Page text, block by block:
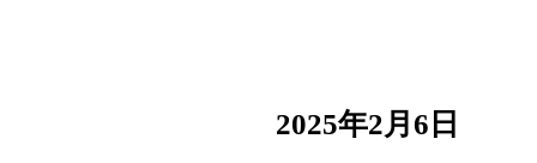
2025年2月6日